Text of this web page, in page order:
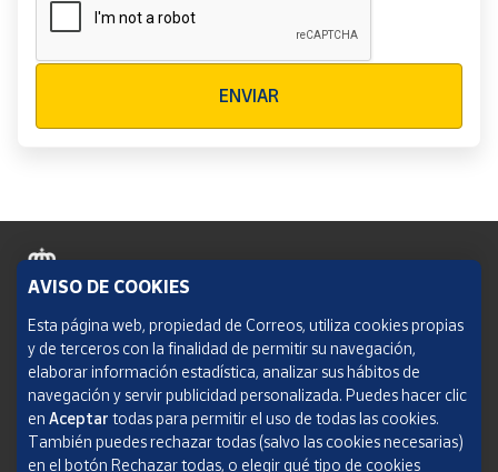
ENVIAR
Política de cookies
Aviso legal
Condiciones del servicio
Política de Privacidad Web
AVISO DE COOKIES
Esta página web, propiedad de Correos, utiliza cookies propias
y de terceros con la finalidad de permitir su navegación,
elaborar información estadística, analizar sus hábitos de
navegación y servir publicidad personalizada. Puedes hacer clic
en Aceptar todas para permitir el uso de todas las cookies.
También puedes rechazar todas (salvo las cookies necesarias)
en el botón Rechazar todas, o elegir qué tipo de cookies